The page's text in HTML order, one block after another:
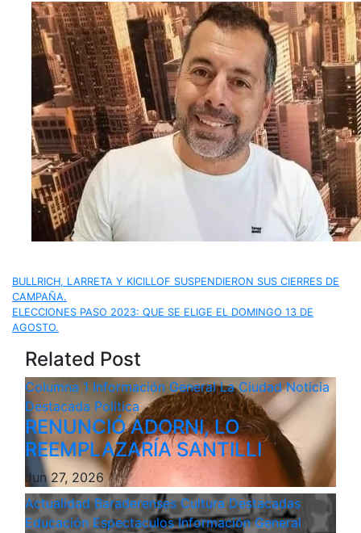
Navegación
de
entradas
BULLRICH, LARRETA Y KICILLOF SUSPENDIERON SUS CIERRES DE
CAMPAÑA.
ELECCIONES PASO 2023: QUE SE ELIGE EL DOMINGO 13 DE
AGOSTO.
Related Post
Columna 1 Información GeneralLa CiudadNoticia
Destacada Politica
RENUNCIÓ ADORNI, LO
REEMPLAZARÍA SANTILLI
Jun 27, 2026
ActualidadBaraderensesCulturaDestacadas
Educación EspectaculosInformación General